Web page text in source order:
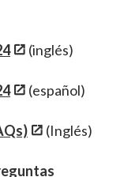
(inglés)
(español)
(Inglés)